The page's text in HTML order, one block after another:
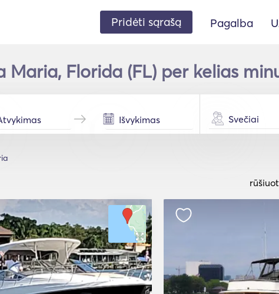
Pridėti sąrašą Pagalba
Florida (FL) per kelias
Svečiai